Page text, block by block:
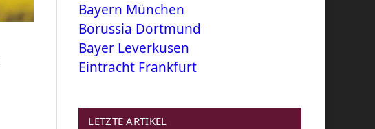
Bayern München
Borussia Dortmund
Bayer Leverkusen
Eintracht Frankfurt
LETZTE ARTIKEL